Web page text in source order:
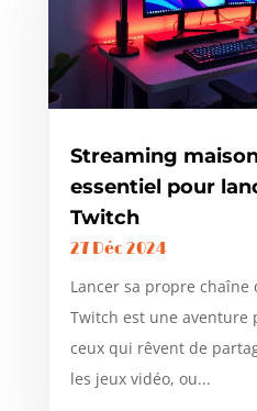
Streaming
essentiel pour
Twitch
27 Déc 2024
Lancer sa propre
Twitch est une aventure
ceux qui rêvent de
les jeux vidéo, ou...